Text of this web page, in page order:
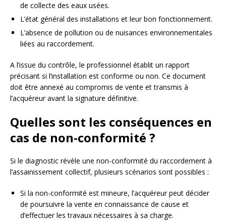
de collecte des eaux usées.
L’état général des installations et leur bon fonctionnement.
L’absence de pollution ou de nuisances environnementales
liées au raccordement.
A l’issue du contrôle, le professionnel établit un rapport
précisant si l’installation est conforme ou non. Ce document
doit être annexé au compromis de vente et transmis à
l’acquéreur avant la signature définitive.
Quelles sont les conséquences en
cas de non-conformité ?
Si le diagnostic révèle une non-conformité du raccordement à
l’assainissement collectif, plusieurs scénarios sont possibles :
Si la non-conformité est mineure, l’acquéreur peut décider
de poursuivre la vente en connaissance de cause et
d’effectuer les travaux nécessaires à sa charge.